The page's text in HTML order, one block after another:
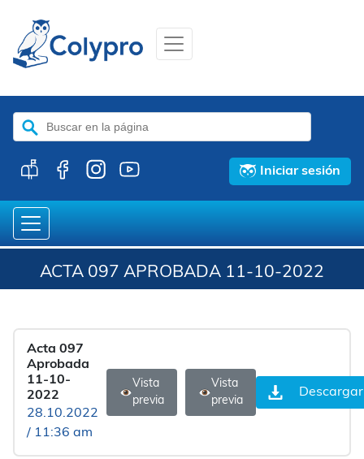
Buscar:
Iniciar sesión
ACTA 097 APROBADA 11-10-2022
Acta 097
Aprobada
11-10-
2022
28.10.2022
/ 11:36 am
Vista
previa
Vista
previa
Descargar